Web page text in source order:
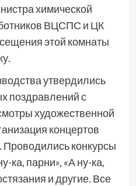
химической
ВЦСПС и ЦК
этой комнаты
утвердились
поздравлений с
художественной
концертов
конкурсы
ка, парни», «А ну-ка,
и другие. Все